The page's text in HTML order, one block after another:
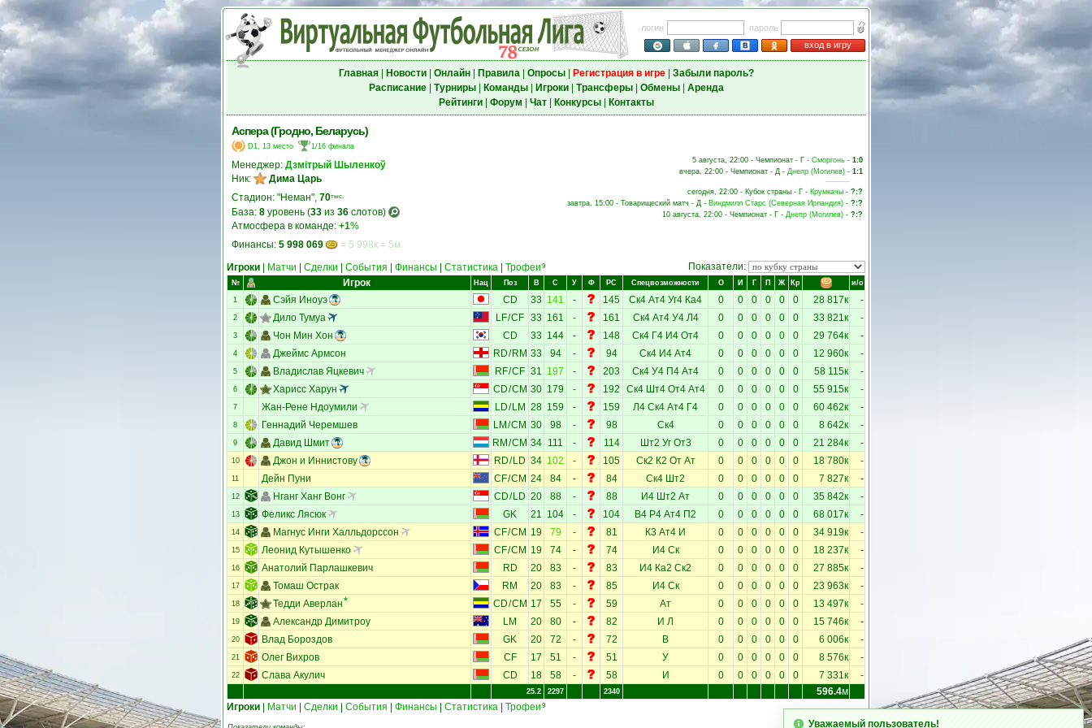
логин
пароль
вход в игру
Главная| Новости| Онлайн| Правила| Опросы| Регистрация в игре| Забыли пароль?
Расписание| Турниры| Команды| Игроки| Трансферы| Обмены| Аренда
Рейтинги| Форум Чат| Конкурсы| Контакты
Аспера (Гродно, Беларусь)
D1, 13 место 1/16 финала
Менеджер: Дзмітрый Шыленкоў
Ник:
Дима Царь
Стадион: "Неман", 70тыс.
База: 8 уровень (33 из 36 слотов)
Атмосфера в команде: +1%
Финансы: 5 998 069 = 5 998к = 5м
5 августа, 22:00 - Чемпионат - Г - Сморгонь - 1:0
вчера, 22:00 - Чемпионат - Д - Днепр (Могилев) - 1:1
сегодня, 22:00 - Кубок страны - Г - Крумкачы - ?:?
завтра, 15:00 - Товарищеский матч - Д - Виндмилл Старс (Северная Ирландия) - ?:?
10 августа, 22:00 - Чемпионат - Г - Днепр (Могилев) - ?:?
Игроки Матчи Сделки События Финансы Статистика Трофеи 9 Показатели:
№ Игрок Нац Поз В С У Ф РС Спецвозможности О И Г П Ж Кр и/о
1 Сэйя Иноуэ CD 33 141 - 145 Ск4 Ат4 Уг4 Ка4 0 0 0 0 0 0 28 817к -
2 Дило Тумуа LF/CF 33 161 - 161 Ск4 Ат4 У4 Л4 0 0 0 0 0 0 33 821к -
3 Чон Мин Хон CD 33 144 - 148 Ск4 Г4 И4 От4 0 0 0 0 0 0 29 764к -
4 Джеймс Армсон RD/RM 33 94 - 94 Ск4 И4 Ат4 0 0 0 0 0 0 12 960к -
5 Владислав Яцкевич RF/CF 31 197 - 203 Ск4 У4 П4 Ат4 0 0 0 0 0 0 58 115к -
6 Харисс Харун CD/CM 30 179 - 192 Ск4 Шт4 От4 Ат4 0 0 0 0 0 0 55 915к -
7 Жан-Рене Ндоумили LD/LM 28 159 - 159 Л4 Ск4 Ат4 Г4 0 0 0 0 0 0 60 462к -
8 Геннадий Черемшев LM /CM 30 98 - 98 Ск4 0 0 0 0 0 0 8 642к -
9 Давид Шмит RM /CM 34 111 - 114 Шт2 Уг От3 0 0 0 0 0 0 21 284к -
10 Джон и Иннистову RD/ LD 34 102 - 105 Ск2 К2 От Ат 0 0 0 0 0 0 18 780к -
11 Дейн Пуни CF/CM 24 84 - 84 Ск4 Шт2 0 0 0 0 0 0 7 827к -
12 Нганг Ханг Вонг CD/ LD 20 88 - 88 И4 Шт2 Ат 0 0 0 0 0 0 35 842к -
13 Феликс Лясюк GK 21 104 - 104 В4 Р4 Ат4 П2 0 0 0 0 0 0 68 017к -
14 Магнус Инги Халльдорссон CF/CM 19 79 - 81 К3 Ат4 И 0 0 0 0 0 0 34 919к -
15 Леонид Кутышенко CF/CM 19 74 - 74 И4 Ск 0 0 0 0 0 0 18 237к -
16 Анатолий Парлашкевич RD 20 83 - 83 И4 Ка2 Ск2 0 0 0 0 0 0 27 885к -
17 Томаш Острак RM 20 83 - 85 И4 Ск 0 0 0 0 0 0 23 963к -
18 Тедди Аверлан CD/CM 17 55 - 59 Ат 0 0 0 0 0 0 13 497к -
19 Александр Димитроу LM 20 80 - 82 И Л 0 0 0 0 0 0 15 746к -
20 Влад Бороздов GK 20 72 - 72 В 0 0 0 0 0 0 6 006к -
21 Олег Вихров CF 17 51 - 51 У 0 0 0 0 0 0 8 576к -
22 Слава Акулич CD 18 58 - 58 И 0 0 0 0 0 0 7 331к -
25.2 2297 2340 596.4м
Игроки
Матчи Сделки События Финансы Статистика Трофеи 9
Уважаемый пользователь!